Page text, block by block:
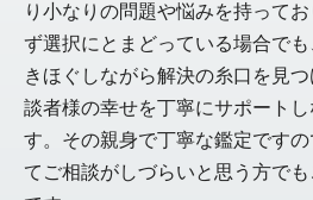
り小なりの問題や悩みを持って
ず選択にとまどっている場合で
きほぐしながら解決の糸口を見
談者様の幸せを丁寧にサポート
す。その親身で丁寧な鑑定ですの
てご相談がしづらいと思う方で